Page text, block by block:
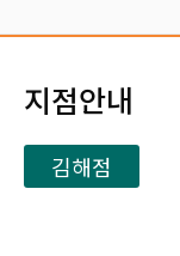
지점안내
김해점